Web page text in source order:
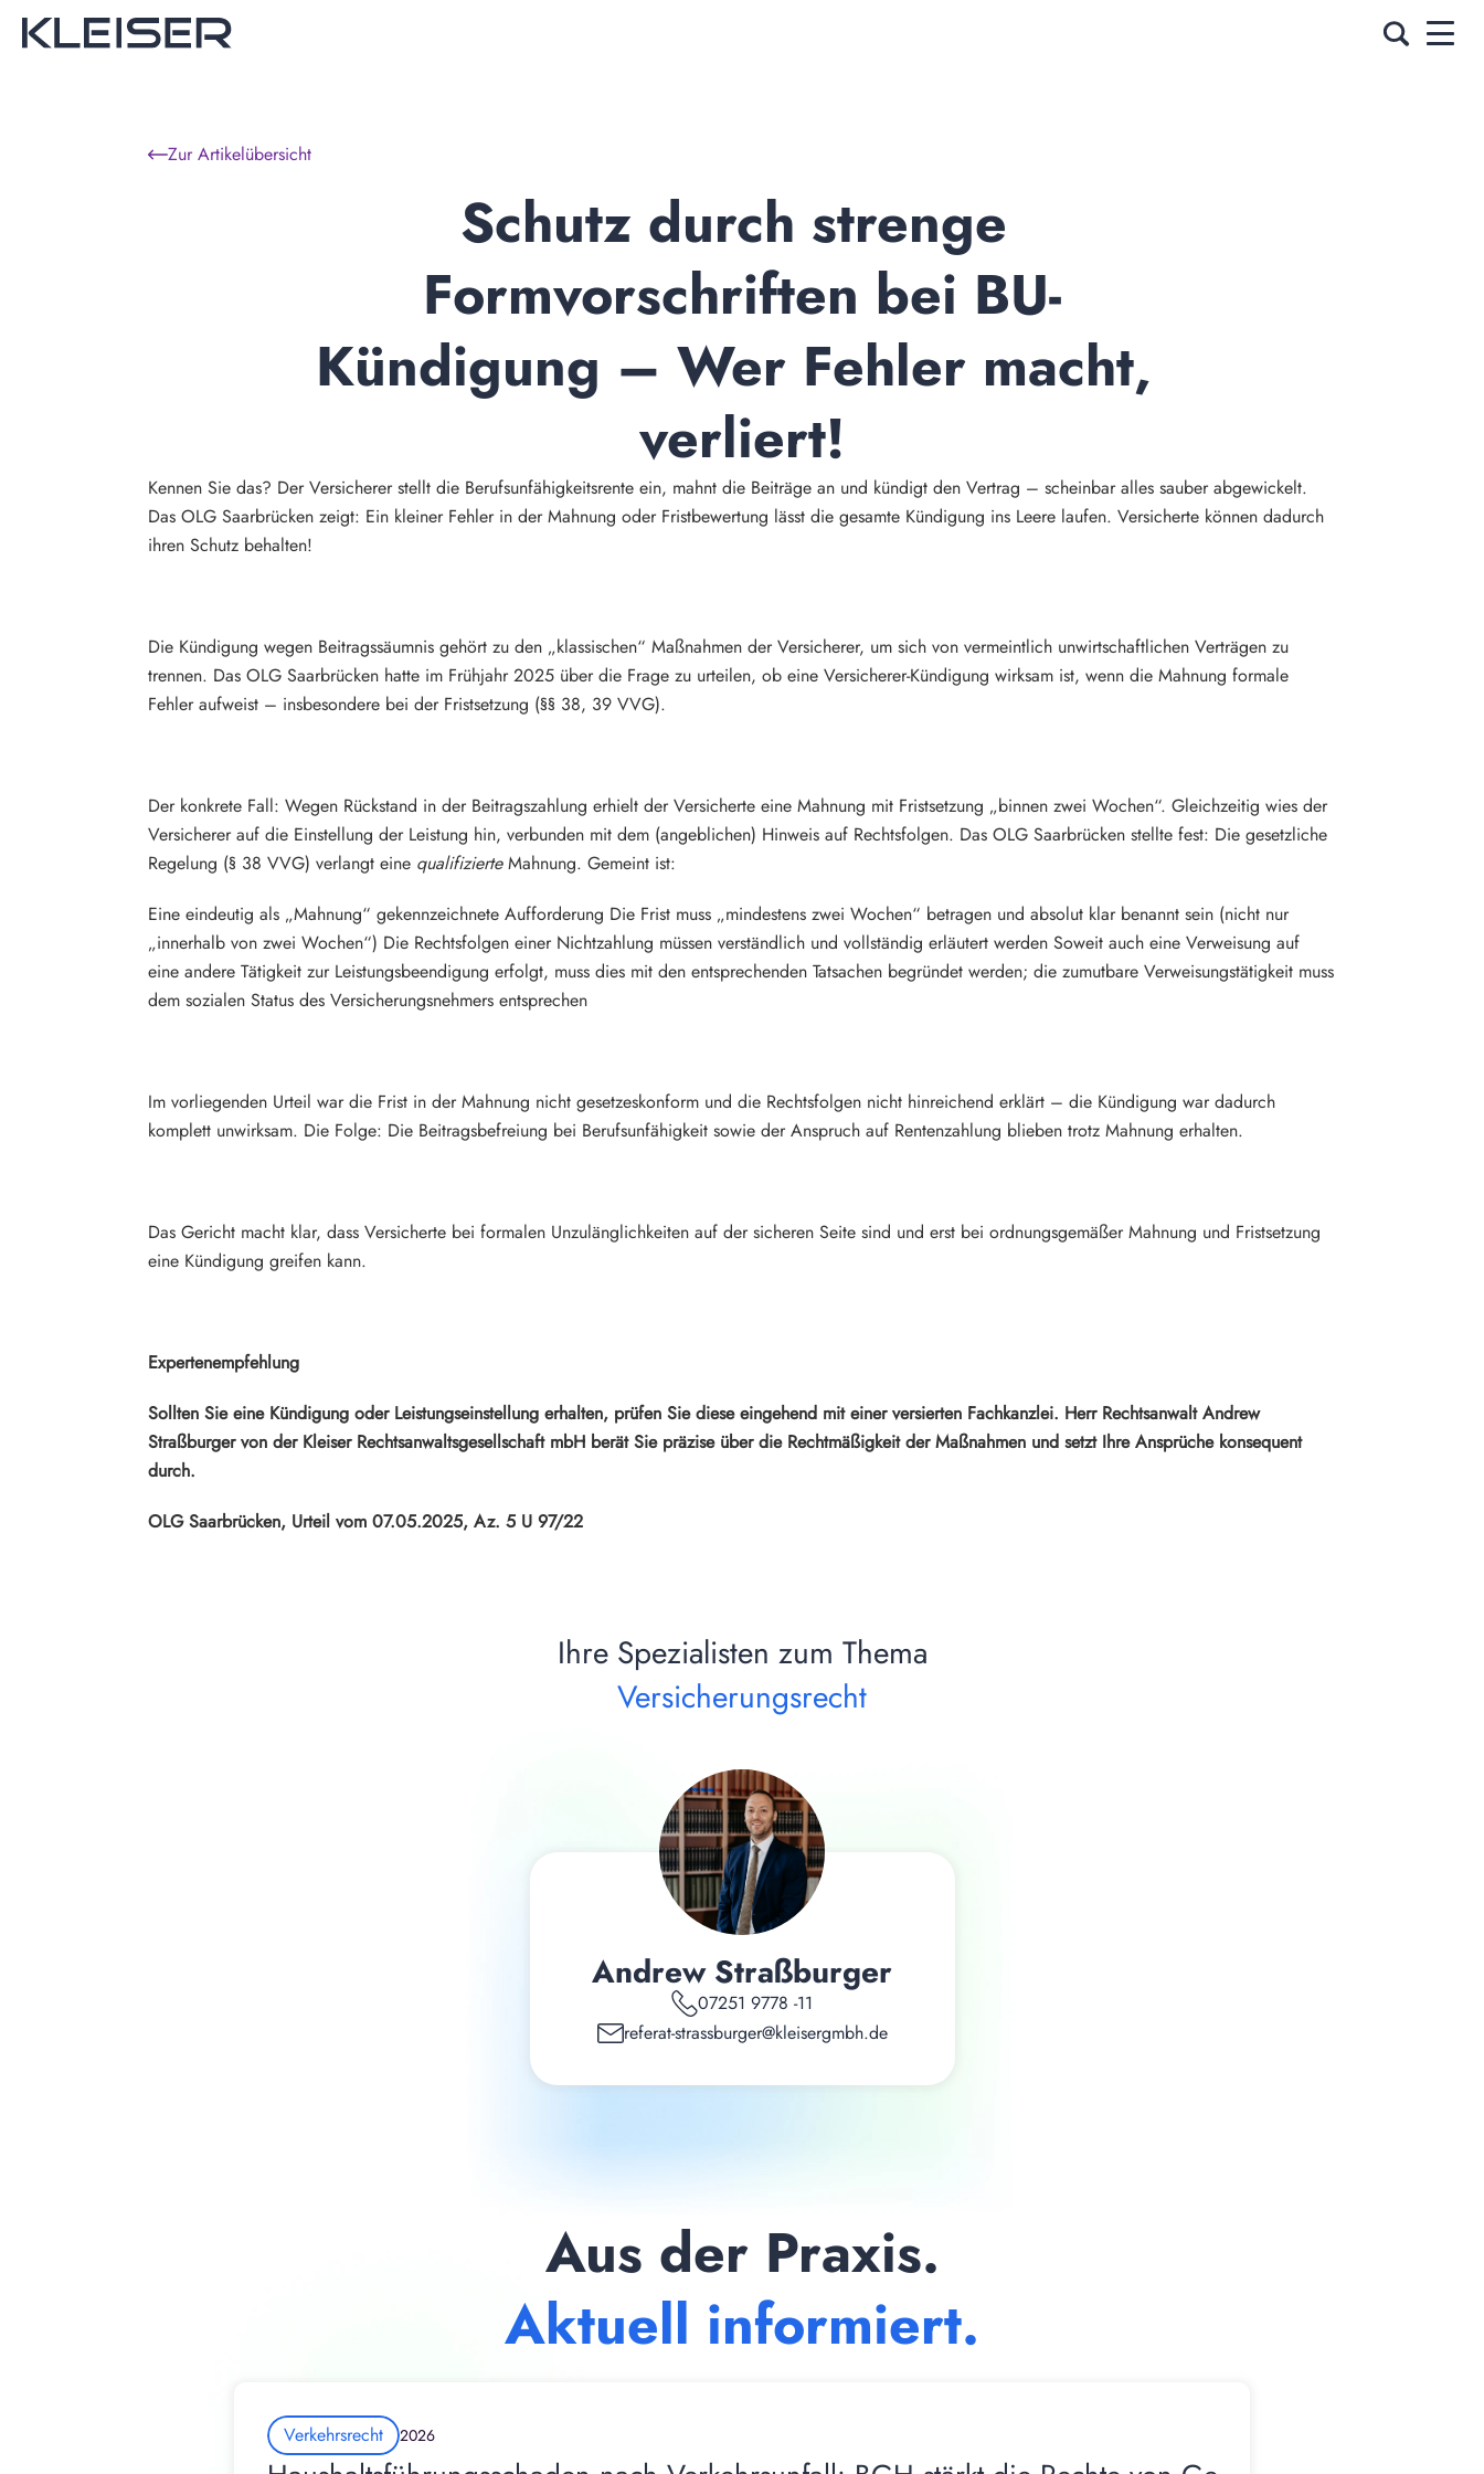
Zur Artikelübersicht
Schutz durch strenge
Formvorschriften bei BU-
Kündigung – Wer Fehler macht,
verliert!
Kennen Sie das? Der Versicherer stellt die Berufsunfähigkeitsrente ein, mahnt die Beiträge an und kündigt den Vertrag – scheinbar alles sauber abgewickelt.
Das OLG Saarbrücken zeigt: Ein kleiner Fehler in der Mahnung oder Fristbewertung lässt die gesamte Kündigung ins Leere laufen. Versicherte können dadurch
ihren Schutz behalten!
Die Kündigung wegen Beitragssäumnis gehört zu den „klassischen“ Maßnahmen der Versicherer, um sich von vermeintlich unwirtschaftlichen Verträgen zu
trennen. Das OLG Saarbrücken hatte im Frühjahr 2025 über die Frage zu urteilen, ob eine Versicherer-Kündigung wirksam ist, wenn die Mahnung formale
Fehler aufweist – insbesondere bei der Fristsetzung (§§ 38, 39 VVG).
Der konkrete Fall: Wegen Rückstand in der Beitragszahlung erhielt der Versicherte eine Mahnung mit Fristsetzung „binnen zwei Wochen“. Gleichzeitig wies der
Versicherer auf die Einstellung der Leistung hin, verbunden mit dem (angeblichen) Hinweis auf Rechtsfolgen. Das OLG Saarbrücken stellte fest: Die gesetzliche
Regelung (§ 38 VVG) verlangt eine qualifizierteMahnung. Gemeint ist:
Eine eindeutig als „Mahnung“ gekennzeichnete Aufforderung Die Frist muss „mindestens zwei Wochen“ betragen und absolut klar benannt sein (nicht nur
„innerhalb von zwei Wochen“) Die Rechtsfolgen einer Nichtzahlung müssen verständlich und vollständig erläutert werden Soweit auch eine Verweisung auf
eine andere Tätigkeit zur Leistungsbeendigung erfolgt, muss dies mit den entsprechenden Tatsachen begründet werden; die zumutbare Verweisungstätigkeit muss
dem sozialen Status des Versicherungsnehmers entsprechen
Im vorliegenden Urteil war die Frist in der Mahnung nicht gesetzeskonform und die Rechtsfolgen nicht hinreichend erklärt – die Kündigung war dadurch
komplett unwirksam. Die Folge: Die Beitragsbefreiung bei Berufsunfähigkeit sowie der Anspruch auf Rentenzahlung blieben trotz Mahnung erhalten.
Das Gericht macht klar, dass Versicherte bei formalen Unzulänglichkeiten auf der sicheren Seite sind und erst bei ordnungsgemäßer Mahnung und Fristsetzung
eine Kündigung greifen kann.
Expertenempfehlung
Sollten Sie eine Kündigung oder Leistungseinstellung erhalten, prüfen Sie diese eingehend mit einer versierten Fachkanzlei. Herr Rechtsanwalt Andrew
Straßburger von der Kleiser Rechtsanwaltsgesellschaft mbH berät Sie präzise über die Rechtmäßigkeit der Maßnahmen und setzt Ihre Ansprüche konsequent
durch.
OLG Saarbrücken, Urteil vom 07.05.2025, Az. 5 U 97/22
Ihre Spezialisten zum Thema
Versicherungsrecht
Andrew Straßburger
07251 9778 -11
referat-strassburger@kleisergmbh.de
Aus der Praxis.
Aktuell informiert.
Verkehrsrecht 2026